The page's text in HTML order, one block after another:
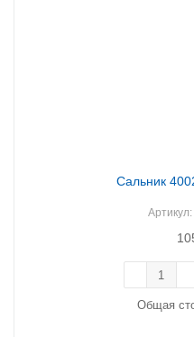
Сальник
Артикул
Общая